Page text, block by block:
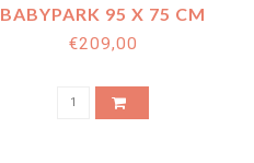
BABYPARK 95 X 75 CM
WIT
€209,00